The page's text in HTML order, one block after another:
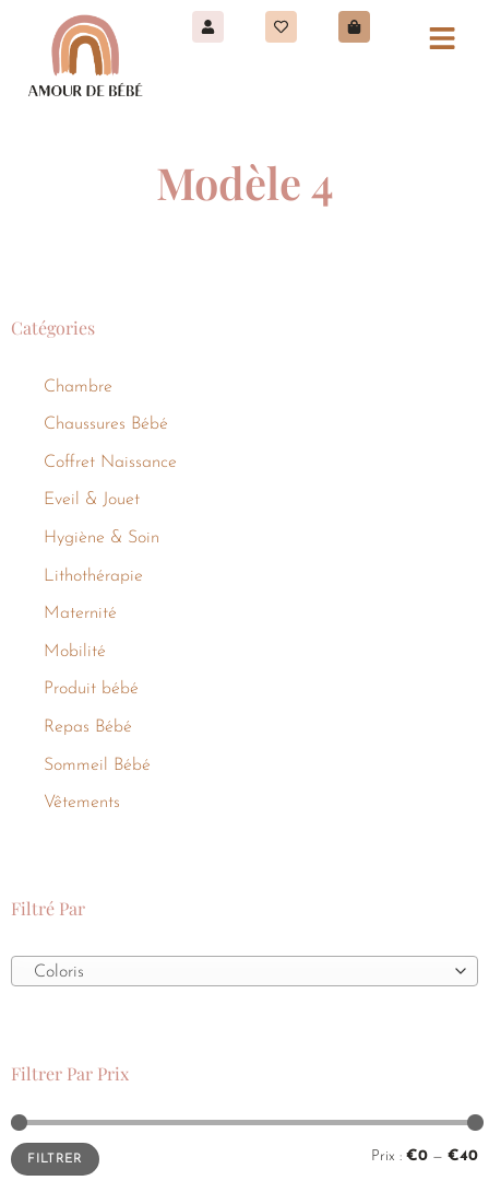
Modèle 4
Catégories
Chambre
Chaussures Bébé
Coffret Naissance
Eveil & Jouet
Hygiène & Soin
Lithothérapie
Maternité
Mobilité
Produit bébé
Repas Bébé
Sommeil Bébé
Vêtements
Filtré Par
Coloris
Filtrer Par Prix
FILTRER Prix : €0 — €40